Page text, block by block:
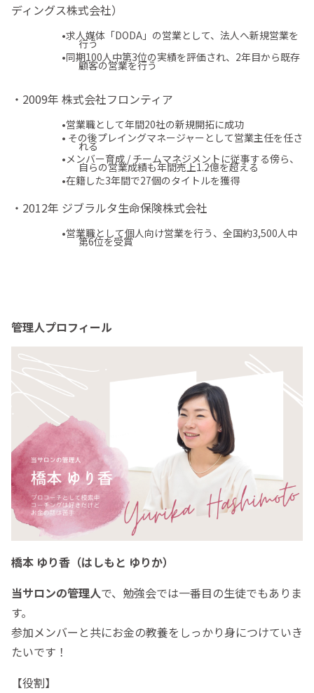
ディングス株式会社）
•求人媒体「DODA」の営業として、法人へ新規営業を
行う
•同期100人中第3位の実績を評価され、2年目から既存
顧客の営業を行う
・2009年 株式会社フロンティア
•営業職として年間20社の新規開拓に成功
• その後プレイングマネージャーとして営業主任を任さ
れる
•メンバー育成 / チームマネジメントに従事する傍ら、
自らの営業成績も年間売上1.2億を超える
•在籍した3年間で27個のタイトルを獲得
・2012年 ジブラルタ生命保険株式会社
•営業職として個人向け営業を行う、全国約3,500人中
第6位を受賞
管理人プロフィール
橋本 ゆり香（はしもと ゆりか）
当サロンの管理人で、勉強会では一番目の生徒でもありま
す。
参加メンバーと共にお金の教養をしっかり身につけていき
たいです！
【役割】